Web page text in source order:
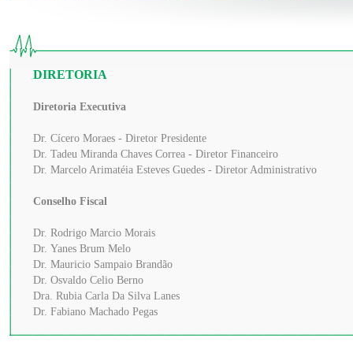
DIRETORIA
Diretoria Executiva
Dr. Cícero Moraes - Diretor Presidente
Dr. Tadeu Miranda Chaves Correa - Diretor Financeiro
Dr. Marcelo Arimatéia Esteves Guedes - Diretor Administrativo
Conselho Fiscal
Dr. Rodrigo Marcio Morais
Dr. Yanes Brum Melo
Dr. Mauricio Sampaio Brandão
Dr. Osvaldo Celio Berno
Dra. Rubia Carla Da Silva Lanes
Dr. Fabiano Machado Pegas